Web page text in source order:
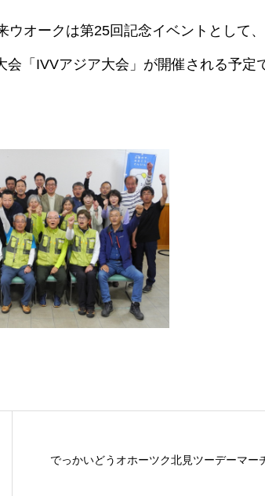
オークは第25回記念イベントとして
「IVVアジア大会」が開催される予定
でっかいどうオホーツク北見ツーデーマー